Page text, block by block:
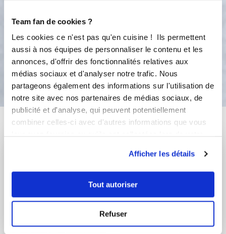
Team fan de cookies ?
Les cookies ce n'est pas qu'en cuisine ! Ils permettent
aussi à nos équipes de personnaliser le contenu et les
annonces, d'offrir des fonctionnalités relatives aux
médias sociaux et d'analyser notre trafic. Nous
partageons également des informations sur l'utilisation de
notre site avec nos partenaires de médias sociaux, de
publicité et d'analyse, qui peuvent potentiellement
combiner celles-ci avec d'autres informations que vous
Afficher les détails
Tout autoriser
Refuser
7
Déguster chaud avec une salade.
Bon appétit !
Vous aimerez aussi ...